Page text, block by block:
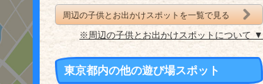
周辺の子供とお出かけスポットを一覧で見る
※周辺の子供とお出かけスポットについて ▼
東京都内の他の遊び場スポット